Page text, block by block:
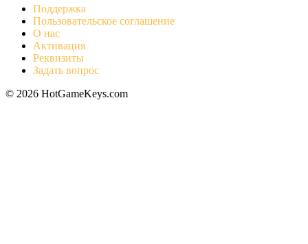
Поддержка
Пользовательское соглашение
О нас
Активация
Реквизиты
Задать вопрос
© 2026 HotGameKeys.com